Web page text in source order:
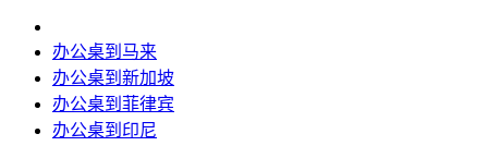
办公桌到马来
办公桌到新加坡
办公桌到菲律宾
办公桌到印尼